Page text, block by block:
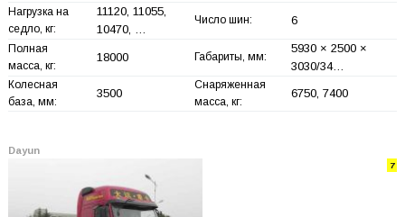
Нагрузка на
седло, кг:
11120, 11055,
10470, …
Число шин: 6
Полная
масса, кг:
18000 Габариты, мм:
5930 × 2500 ×
3030/34…
Колесная
база, мм:
3500
Снаряженная
масса, кг:
6750, 7400
Dayun
7